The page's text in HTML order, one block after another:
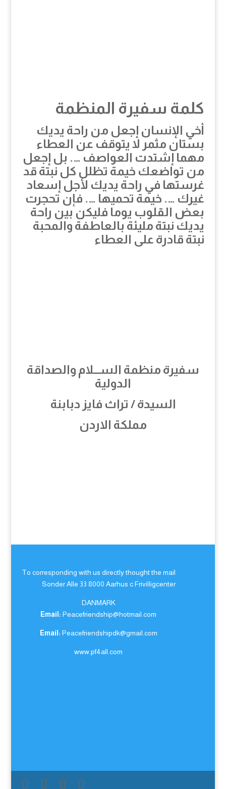
كلمة سفيرة المنظمة
أخي الإنسان إجعل من راحة يديك
بستان مثمر لا يتوقف عن العطاء
مهما إشتدت العواصف …. بل إجعل
من تواضعك خيمة تظلل كل نبتة قد
غرستها في راحة يديك لأجل إسعاد
غيرك …. خيمة تحميها …. فإن تحجرت
بعض القلوب يوما فليكن بين راحة
يديك نبتة مليئة بالعاطفة والمحبة
نبتة قادرة على العطاء
سفيرة منظمة الســـلام والصداقة
الدولية
السيدة / تراث فايز دبابنة
مملكة الاردن
To corresponding with us directly thought the mail
Sonder Alle 33 8000 Aarhus c Frivilligcenter
DANMARK
Email: Peacefriendship@hotmail.com
Email: Peacefriendshipdk@gmail.com
www.pf4all.com